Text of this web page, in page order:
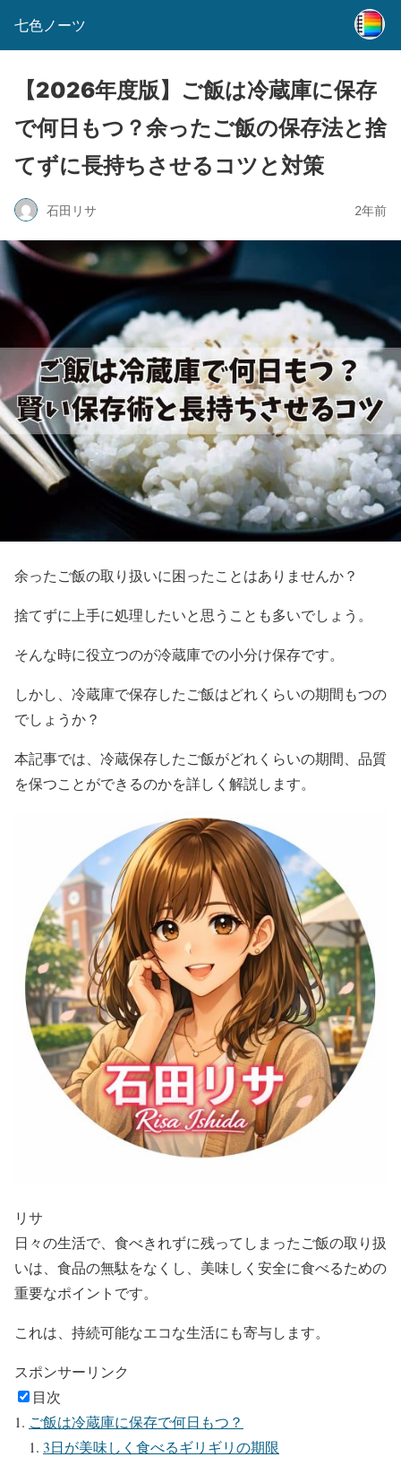
七色ノーツ
【2026年度版】ご飯は冷蔵庫に保存
で何日もつ？余ったご飯の保存法と捨
てずに長持ちさせるコツと対策
石田リサ 2年前
余ったご飯の取り扱いに困ったことはありませんか？
捨てずに上手に処理したいと思うことも多いでしょう。
そんな時に役立つのが冷蔵庫での小分け保存です。
しかし、冷蔵庫で保存したご飯はどれくらいの期間もつの
でしょうか？
本記事では、冷蔵保存したご飯がどれくらいの期間、品質
を保つことができるのかを詳しく解説します。
リサ
日々の生活で、食べきれずに残ってしまったご飯の取り扱
いは、食品の無駄をなくし、美味しく安全に食べるための
重要なポイントです。
これは、持続可能なエコな生活にも寄与します。
スポンサーリンク
目次
ご飯は冷蔵庫に保存で何日もつ？
3日が美味しく食べるギリギリの期限